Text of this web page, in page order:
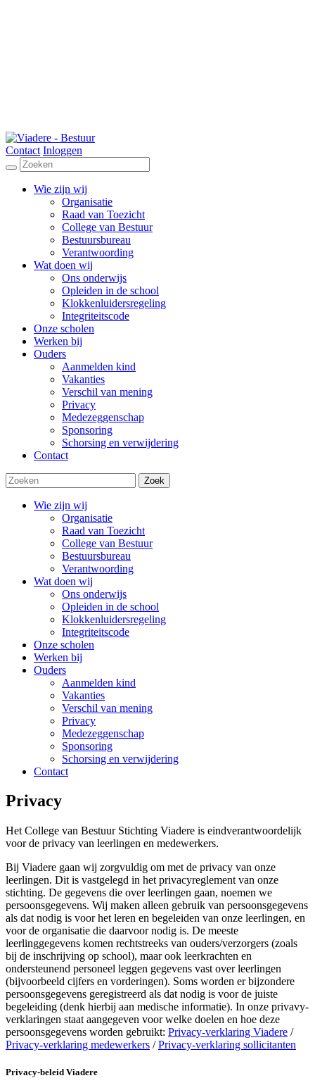
Contact Inloggen
Wie zijn wij
Organisatie
Raad van Toezicht
College van Bestuur
Bestuursbureau
Verantwoording
Wat doen wij
Ons onderwijs
Opleiden in de school
Klokkenluidersregeling
Integriteitscode
Onze scholen
Werken bij
Ouders
Aanmelden kind
Vakanties
Verschil van mening
Privacy
Medezeggenschap
Sponsoring
Schorsing en verwijdering
Contact
Zoek
Wie zijn wij
Organisatie
Raad van Toezicht
College van Bestuur
Bestuursbureau
Verantwoording
Wat doen wij
Ons onderwijs
Opleiden in de school
Klokkenluidersregeling
Integriteitscode
Onze scholen
Werken bij
Ouders
Aanmelden kind
Vakanties
Verschil van mening
Privacy
Medezeggenschap
Sponsoring
Schorsing en verwijdering
Contact
Privacy
Het College van Bestuur Stichting Viadere is eindverantwoordelijk
voor de privacy van leerlingen en medewerkers.
Bij Viadere gaan wij zorgvuldig om met de privacy van onze
leerlingen. Dit is vastgelegd in het privacyreglement van onze
stichting. De gegevens die over leerlingen gaan, noemen we
persoonsgegevens. Wij maken alleen gebruik van persoonsgegevens
als dat nodig is voor het leren en begeleiden van onze leerlingen, en
voor de organisatie die daarvoor nodig is. De meeste
leerlinggegevens komen rechtstreeks van ouders/verzorgers (zoals
bij de inschrijving op school), maar ook leerkrachten en
ondersteunend personeel leggen gegevens vast over leerlingen
(bijvoorbeeld cijfers en vorderingen). Soms worden er bijzondere
persoonsgegevens geregistreerd als dat nodig is voor de juiste
begeleiding (denk hierbij aan medische informatie). In onze privavy-
verklaringen staat aangegeven voor welke doelen en hoe deze
persoonsgegevens worden gebruikt: Privacy-verklaring Viadere /
Privacy-verklaring medewerkers /Privacy-verklaring sollicitanten
Privacy-beleid Viadere